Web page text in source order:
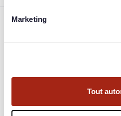
Marketing
Tout
Comment et quand est-on
Quelle fiscalité est appliquée